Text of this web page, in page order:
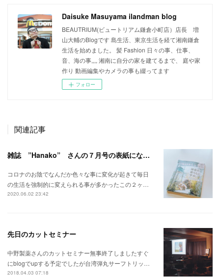
Daisuke Masuyama ilandman blog
BEAUTRIUM(ビュートリアム鎌倉小町店）店長 増
山大輔のBlogです 島生活、東京生活を経て湘南鎌倉
生活を始めました。 髪 Fashion 日々の事、仕事、
音、海の事,,,, 湘南に自分の家を建てるまで、 庭や家
作り 動画編集やカメラの事も綴ってます
フォロー
関連記事
雑誌 ”Hanako” さんの７月号の表紙になりました 汗、、、
コロナのお陰でなんだか色々な事に変化が起きて毎日
の生活を強制的に変えられる事が多かったこの２ヶ…
2020.06.02 23:42
先日のカットセミナー
中野製薬さんのカットセミナー無事終了しましたすぐ
にblogでupする予定でしたが台湾弾丸サーフトリッ…
2018.04.03 07:18